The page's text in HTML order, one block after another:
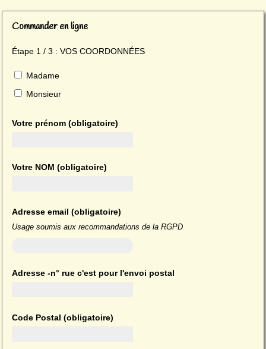
Commander en ligne
Étape 1 / 3 : VOS COORDONNÉES
Madame
Monsieur
Votre prénom (obligatoire)
Votre NOM (obligatoire)
Adresse email (obligatoire)
Usage soumis aux recommandations de la RGPD
Adresse -n° rue c'est pour l'envoi postal
Code Postal (obligatoire)